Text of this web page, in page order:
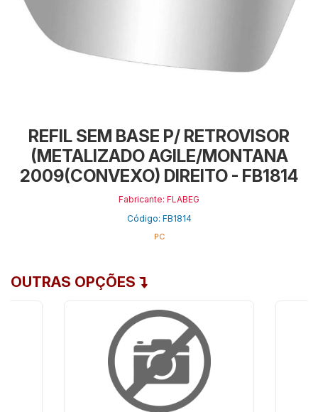
REFIL SEM BASE P/ RETROVISOR
(METALIZADO AGILE/MONTANA
2009(CONVEXO) DIREITO - FB1814
Fabricante: FLABEG
Código: FB1814
PC
OUTRAS OPÇÕES